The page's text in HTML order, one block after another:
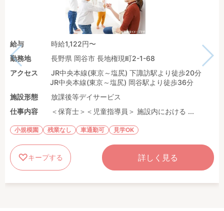
給与
時給1,122円〜
勤務地
長野県 岡谷市 長地権現町2-1-68
アクセス
JR中央本線(東京～塩尻) 下諏訪駅より徒歩20分
JR中央本線(東京～塩尻) 岡谷駅より徒歩36分
施設形態
放課後等デイサービス
仕事内容
＜保育士＞＜児童指導員＞ 施設内における ...
小規模園 残業なし 車通勤可 見学OK
キープする 詳しく見る